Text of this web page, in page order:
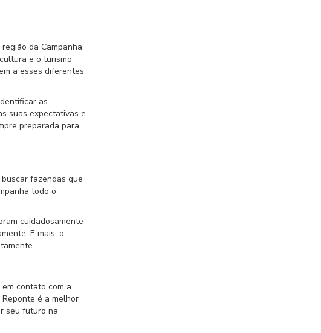
da Campanha
e o turismo
a esses diferentes
as
suas expectativas e
preparada para
fazendas que
todo o
cuidadosamente
E mais, o
contato com a
é a melhor
seu futuro na